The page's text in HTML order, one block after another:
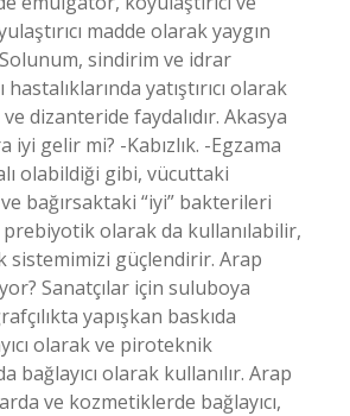
madde olarak yaygın
sindirim ve idrar
yatıştırıcı olarak
dizanteride faydalıdır. Akasya
iyi gelir mi? -Kabızlık. -Egzama
olabildiği gibi, vücuttaki
bağırsaktaki “iyi” bakterileri
olarak da kullanılabilir,
sistemimizi güçlendirir. Arap
Sanatçılar için suluboya
yapışkan baskıda
olarak ve piroteknik
bağlayıcı olarak kullanılır. Arap
ve kozmetiklerde bağlayıcı,